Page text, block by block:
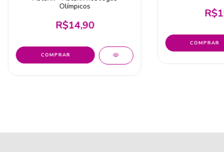
Olímpicos
R$14,90